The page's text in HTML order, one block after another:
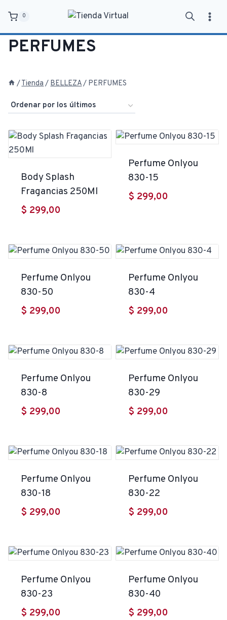
contenido
0
PERFUMES
/Tienda/BELLEZA/ PERFUMES
Body Splash
Fragancias 250Ml
$ 299,00
Perfume Onlyou
830-15
$ 299,00
Perfume Onlyou
830-50
$ 299,00
Perfume Onlyou
830-4
$ 299,00
Perfume Onlyou
830-8
$ 299,00
Perfume Onlyou
830-29
$ 299,00
Perfume Onlyou
830-18
$ 299,00
Perfume Onlyou
830-22
$ 299,00
Perfume Onlyou
830-23
$ 299,00
Perfume Onlyou
830-40
$ 299,00